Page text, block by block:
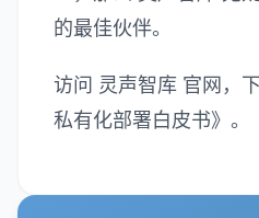
的最佳伙伴。
访问 灵声智库 官网，
私有化部署白皮书》。